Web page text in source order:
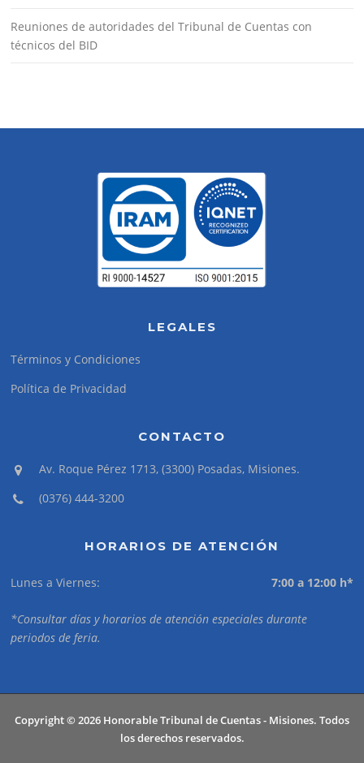
Reuniones de autoridades del Tribunal de Cuentas con
técnicos del BID
LEGALES
Términos y Condiciones
Política de Privacidad
CONTACTO
Av. Roque Pérez 1713, (3300) Posadas, Misiones.
(0376) 444-3200
HORARIOS DE ATENCIÓN
Lunes a Viernes: 7:00 a 12:00 h*
*Consultar días y horarios de atención especiales durante
periodos de feria.
Copyright © 2026 Honorable Tribunal de Cuentas - Misiones. Todos
los derechos reservados.